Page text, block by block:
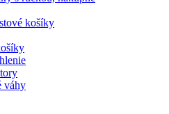
košíky
váhy